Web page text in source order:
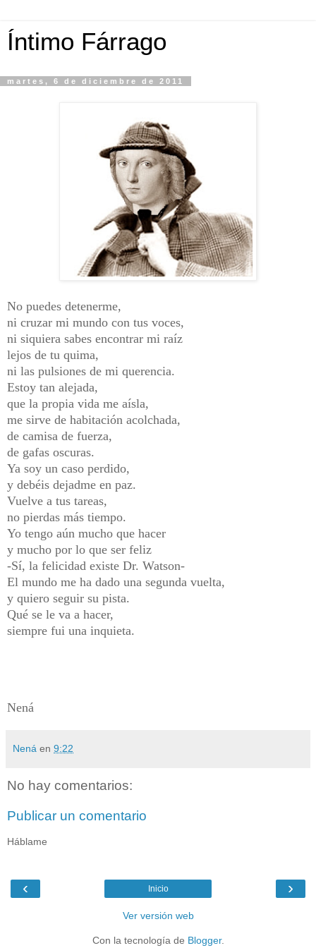
Íntimo Fárrago
martes, 6 de diciembre de 2011
No puedes detenerme,
ni cruzar mi mundo con tus voces,
ni siquiera sabes encontrar mi raíz
lejos de tu quima,
ni las pulsiones de mi querencia.
Estoy tan alejada,
que la propia vida me aísla,
me sirve de habitación acolchada,
de camisa de fuerza,
de gafas oscuras.
Ya soy un caso perdido,
y debéis dejadme en paz.
Vuelve a tus tareas,
no pierdas más tiempo.
Yo tengo aún mucho que hacer
y mucho por lo que ser feliz
-Sí, la felicidad existe Dr. Watson-
El mundo me ha dado una segunda vuelta,
y quiero seguir su pista.
Qué se le va a hacer,
siempre fui una inquieta.
Nená
Nená en 9:22
No hay comentarios:
Publicar un comentario
Háblame
‹ ›
Inicio
Ver versión web
Con la tecnología de Blogger.